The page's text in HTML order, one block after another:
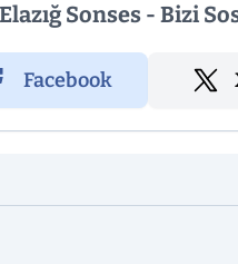
Elazığ Sonses - Bizi
Facebook